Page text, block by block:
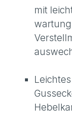
mit